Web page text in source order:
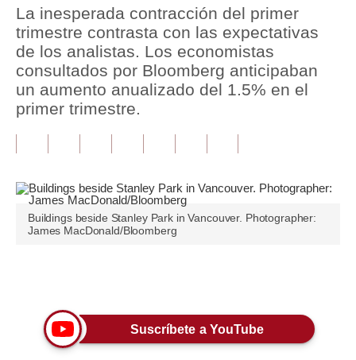
Finanzas Personales
Inmobiliarias
Plus G
Pregunta de hoy
Blogs
Viajes
Moda
La inesperada contracción del primer
trimestre contrasta con las expectativas
de los analistas. Los economistas
consultados por Bloomberg anticipaban
un aumento anualizado del 1.5% en el
primer trimestre.
Buildings beside Stanley Park in Vancouver. Photographer:
James MacDonald/Bloomberg
Suscríbete a YouTube